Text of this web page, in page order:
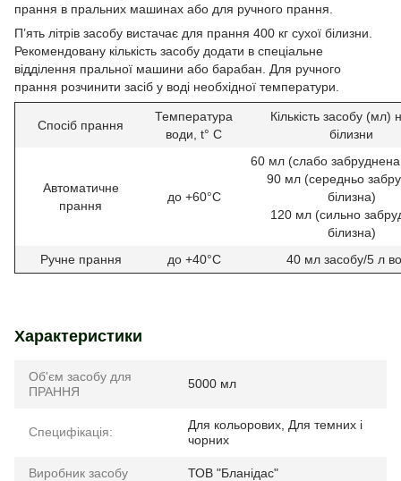
прання в пральних машинах або для ручного прання.
П’ять літрів засобу вистачає для прання 400 кг сухої білизни.
Рекомендовану кількість засобу додати в спеціальне
відділення пральної машини або барабан. Для ручного
прання розчинити засіб у воді необхідної температури.
Спосіб прання
Температура
води, t° C
Кількість засобу (мл)
білизни
Автоматичне
прання
до +60°С
60 мл (слабо забруднена
90 мл (середньо
білизна)
120 мл (сильно
білизна)
Ручне прання
до +40°С 40 мл засобу/5 л
Характеристики
Об'єм засобу для
ПРАННЯ
5000 мл
Специфікація:
Для кольорових, Для темних і
чорних
Виробник засобу ТОВ "Бланідас"